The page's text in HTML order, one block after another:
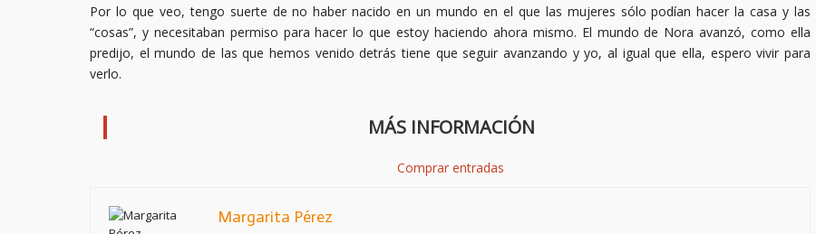
Por lo que veo, tengo suerte de no haber nacido en un mundo en el que las mujeres sólo podían hacer la casa y las
“cosas”, y necesitaban permiso para hacer lo que estoy haciendo ahora mismo. El mundo de Nora avanzó, como ella
predijo, el mundo de las que hemos venido detrás tiene que seguir avanzando y yo, al igual que ella, espero vivir para
verlo.
MÁS INFORMACIÓN
Comprar entradas
Margarita Pérez